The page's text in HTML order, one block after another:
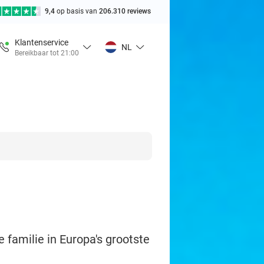
9,4 op basis van 206.310 reviews
Klantenservice
Bereikbaar tot 21:00
NL
familie in Europa's grootste